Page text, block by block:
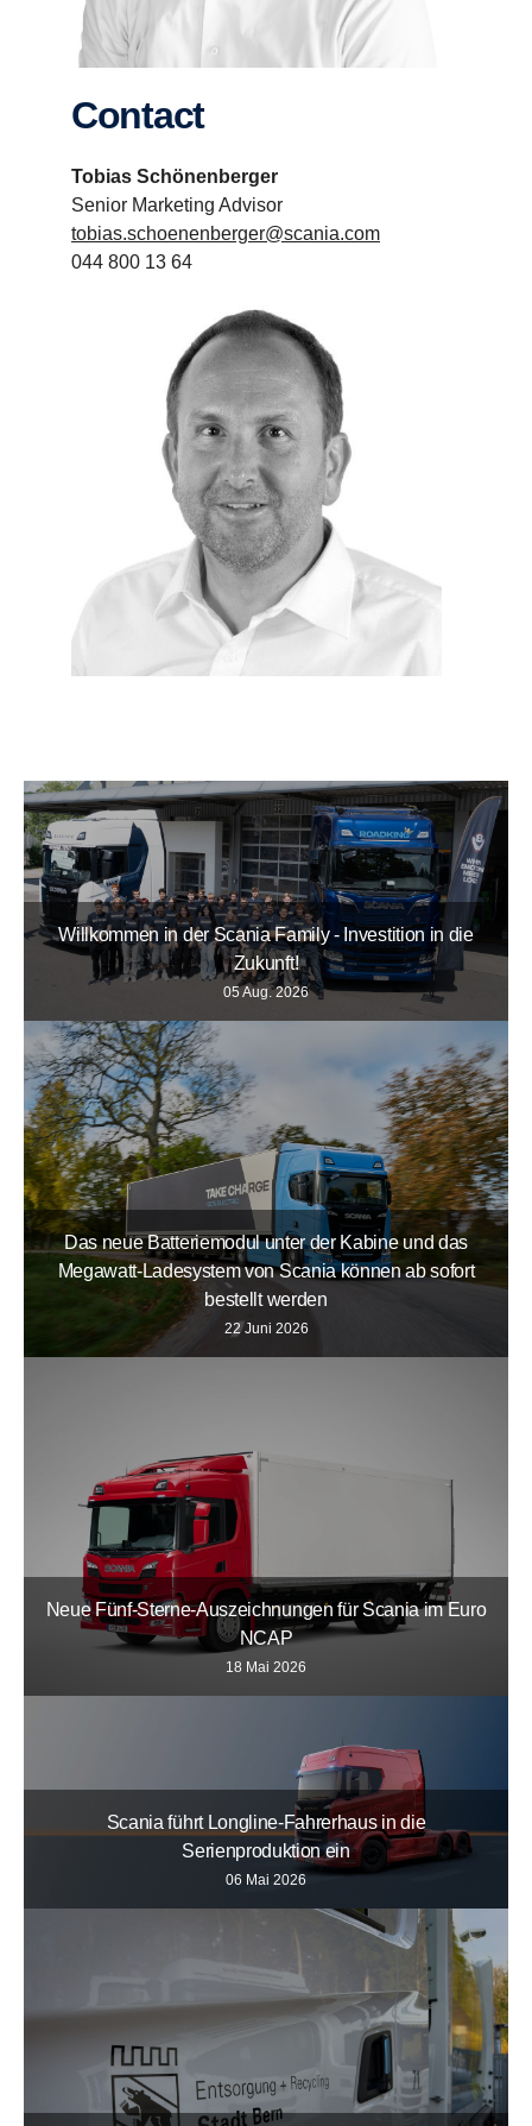
Contact
Tobias Schönenberger
Senior Marketing Advisor
tobias.schoenenberger@scania.com
044 800 13 64
Willkommen in der Scania Family - Investition in die
Zukunft!
05 Aug. 2026
Das neue Batteriemodul unter der Kabine und das
Megawatt-Ladesystem von Scania können ab sofort
bestellt werden
22 Juni 2026
Neue Fünf-Sterne-Auszeichnungen für Scania im Euro
NCAP
18 Mai 2026
Scania führt Longline-Fahrerhaus in die
Serienproduktion ein
06 Mai 2026